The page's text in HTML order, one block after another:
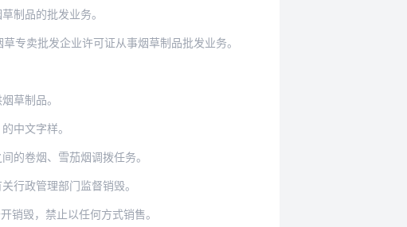
制品的批发业务。
专卖批发企业许可证从事烟草制品批发业务。
草制品。
中文字样。
的卷烟、雪茄烟调拨任务。
行政管理部门监督销毁。
销毁，禁止以任何方式销售。